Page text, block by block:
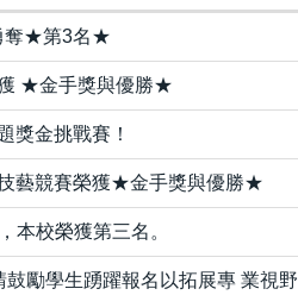
奪★第3名★
★金手獎與優勝★
獎金挑戰賽！
藝競賽榮獲★金手獎與優勝★
本校榮獲第三名。
鼓勵學生踴躍報名以拓展專 業視野